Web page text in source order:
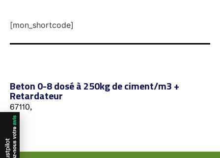
[mon_shortcode]
Beton 0-8 dosé à 250kg de ciment/m3 +
Retardateur
67110,